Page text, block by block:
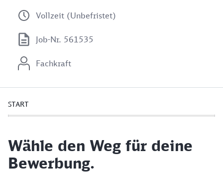
Vollzeit (Unbefristet)
Job-Nr. 561535
Fachkraft
START
Wähle den Weg für deine
Bewerbung.